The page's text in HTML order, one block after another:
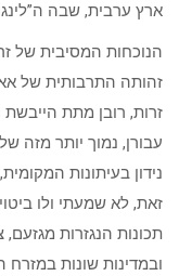
ארץ ערבית, שבה
הנוכחות המסיבית של
זרות, רובן מתת
עבורן, נמוך יותר מזה
נידון בעיתונות
זאת, לא שמעתי ולו
תכונות הנגזרות
ובמדינות שונות במזרח